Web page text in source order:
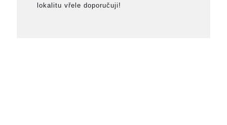
lokalitu vřele doporučuji!